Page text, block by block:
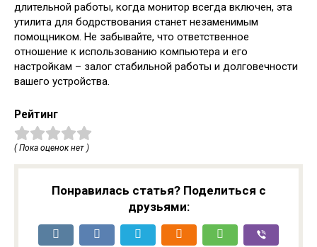
длительной работы, когда монитор всегда включен, эта
утилита для бодрствования станет незаменимым
помощником. Не забывайте, что ответственное
отношение к использованию компьютера и его
настройкам – залог стабильной работы и долговечности
вашего устройства.
Рейтинг
( Пока оценок нет )
Понравилась статья? Поделиться с
друзьями: